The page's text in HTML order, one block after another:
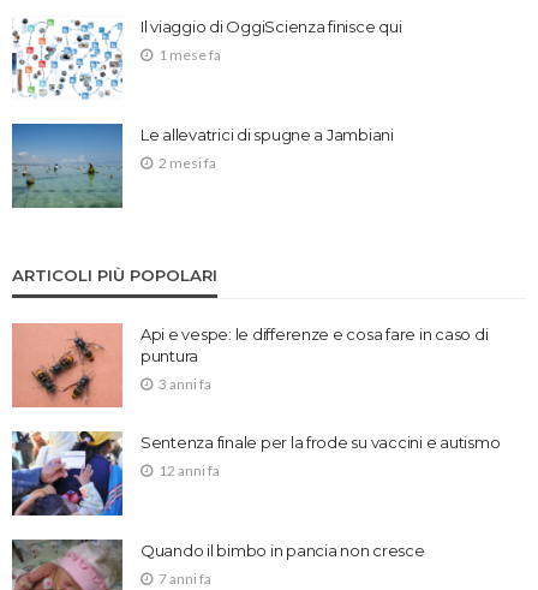
Il viaggio di OggiScienza finisce qui
1 mese fa
Le allevatrici di spugne a Jambiani
2 mesi fa
ARTICOLI PIÙ POPOLARI
Api e vespe: le differenze e cosa fare in caso di
puntura
3 anni fa
Sentenza finale per la frode su vaccini e autismo
12 anni fa
Quando il bimbo in pancia non cresce
7 anni fa